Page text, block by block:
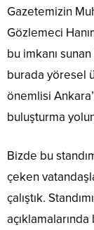
Gazetemizin
Gözlemeci
bu imkanı
burada yöresel
önemlisi
buluşturma
Bizde bu
çeken
çalıştık.